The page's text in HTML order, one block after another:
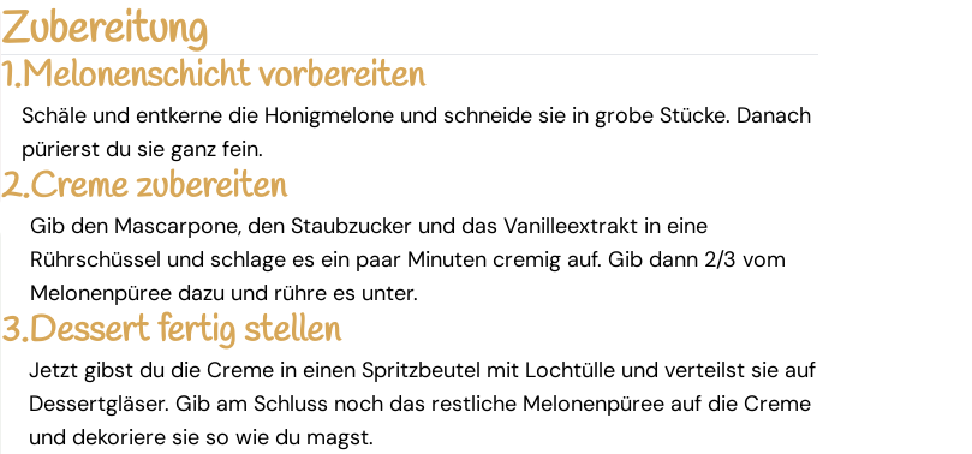
Zubereitung
1.Melonenschicht vorbereiten
Schäle und entkerne die Honigmelone und schneide sie in grobe Stücke. Danach
pürierst du sie ganz fein.
2.Creme zubereiten
Gib den Mascarpone, den Staubzucker und das Vanilleextrakt in eine
Rührschüssel und schlage es ein paar Minuten cremig auf. Gib dann 2/3 vom
Melonenpüree dazu und rühre es unter.
3.Dessert fertig stellen
Jetzt gibst du die Creme in einen Spritzbeutel mit Lochtülle und verteilst sie auf
Dessertgläser. Gib am Schluss noch das restliche Melonenpüree auf die Creme
und dekoriere sie so wie du magst.